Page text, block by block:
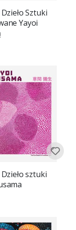
Sztuki
Yayoi
sztuki